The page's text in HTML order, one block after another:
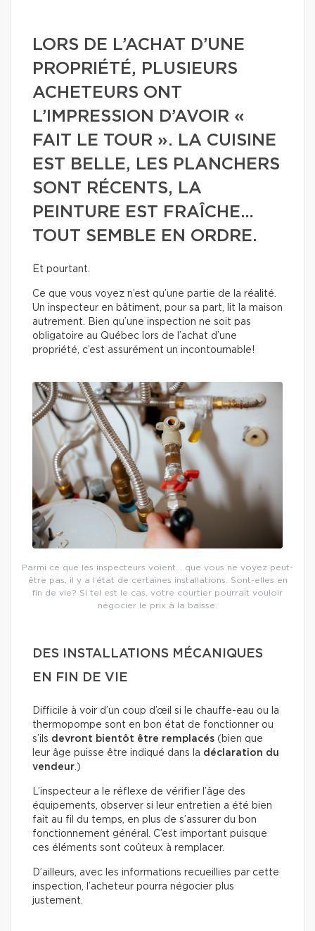
LORS DE L’ACHAT D’UNE
PROPRIÉTÉ, PLUSIEURS
ACHETEURS ONT
L’IMPRESSION D’AVOIR «
FAIT LE TOUR ». LA CUISINE
EST BELLE, LES PLANCHERS
SONT RÉCENTS, LA
PEINTURE EST FRAÎCHE…
TOUT SEMBLE EN ORDRE.
Et pourtant.
Ce que vous voyez n’est qu’une partie de la réalité.
Un inspecteur en bâtiment, pour sa part, lit la maison
autrement. Bien qu’une inspection ne soit pas
obligatoire au Québec lors de l’achat d’une
propriété, c’est assurément un incontournable!
Parmi ce que les inspecteurs voient… que vous ne voyez peut-
être pas, il y a l’état de certaines installations. Sont-elles en
fin de vie? Si tel est le cas, votre courtier pourrait vouloir
négocier le prix à la baisse.
DES INSTALLATIONS MÉCANIQUES
EN FIN DE VIE
Difficile à voir d’un coup d’œil si le chauffe-eau ou la
thermopompe sont en bon état de fonctionner ou
s’ils devront bientôt être remplacés (bien que
leur âge puisse être indiqué dans la déclaration du
vendeur.)
L’inspecteur a le réflexe de vérifier l’âge des
équipements, observer si leur entretien a été bien
fait au fil du temps, en plus de s’assurer du bon
fonctionnement général. C’est important puisque
ces éléments sont coûteux à remplacer.
D’ailleurs, avec les informations recueillies par cette
inspection, l’acheteur pourra négocier plus
justement.